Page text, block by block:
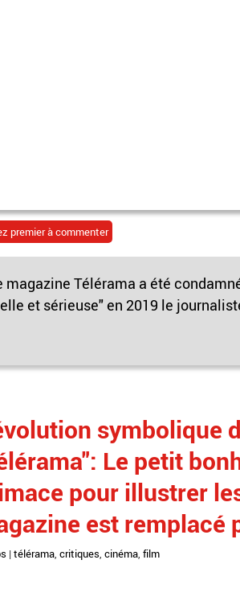
premier à commenter
magazine Télérama a été
et sérieuse" en 2019 le
symbolique
Le petit
pour illustrer
est remplacé
| télérama critiques cinéma film